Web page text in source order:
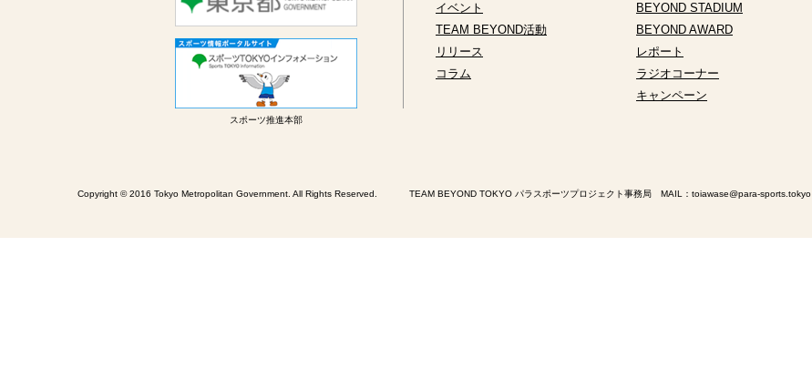
スポーツ推進本部
イベント
TEAM BEYOND活動
リリース
コラム
BEYOND STADIUM
BEYOND AWARD
レポート
ラジオコーナー
キャンペーン
Copyright © 2016 Tokyo Metropolitan Government. All Rights Reserved. TEAM BEYOND TOKYO パラスポーツプロジェクト事務局 MAIL： toiawase@para-sports.tokyo